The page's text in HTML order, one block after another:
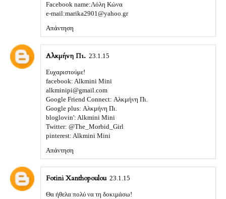
Facebook name:Λόλη Κώνα
e-mail:marika2901@yahoo.gr
Απάντηση
Αλκμήνη Πι. 23.1.15
Ευχαριστούμε!
facebook: Alkmini Mini
alkminipi@gmail.com
Google Friend Connect: Αλκμήνη Πι.
Google plus: Αλκμήνη Πι.
bloglovin': Alkmini Mini
Twitter: @The_Morbid_Girl
pinterest: Alkmini Mini
Απάντηση
Fotini Xanthopoulou 23.1.15
Θα ήθελα πολύ να τη δοκιμάσω!